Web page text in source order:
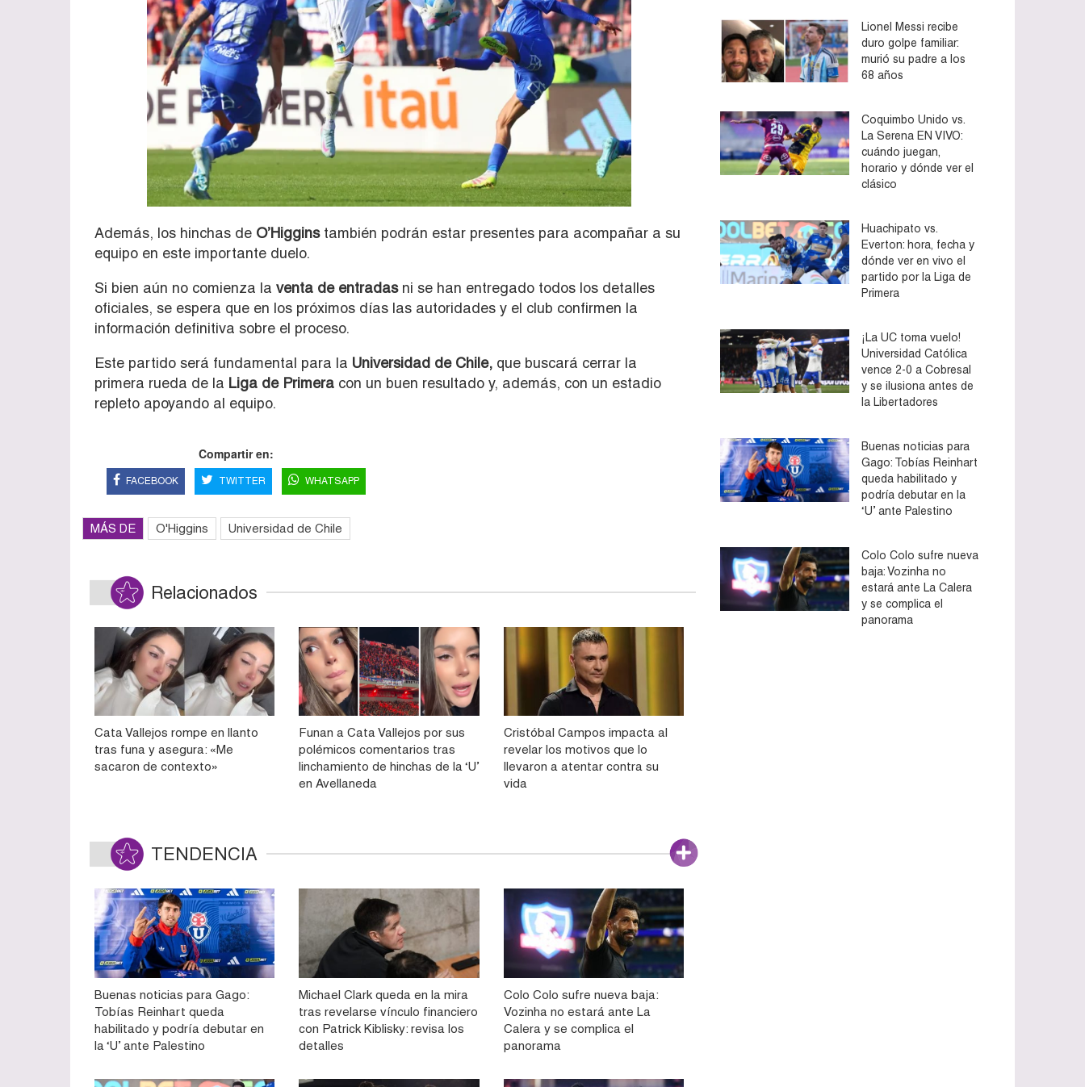
Además, los hinchas de O’Higgins también podrán estar presentes para acompañar a su
equipo en este importante duelo.
Si bien aún no comienza la venta de entradasni se han entregado todos los detalles
oficiales, se espera que en los próximos días las autoridades y el club confirmen la
información definitiva sobre el proceso.
Este partido será fundamental para la Universidad de Chile, que buscará cerrar la
primera rueda de la Liga de Primera con un buen resultado y, además, con un estadio
repleto apoyando al equipo.
Compartir en:
FACEBOOK TWITTER WHATSAPP
MÁS DE O'Higgins Universidad de Chile
Relacionados
Cata Vallejos rompe en llanto
tras funa y asegura: «Me
sacaron de contexto»
Funan a Cata Vallejos por sus
polémicos comentarios tras
linchamiento de hinchas de la ‘U’
en Avellaneda
Cristóbal Campos impacta al
revelar los motivos que lo
llevaron a atentar contra su
vida
TENDENCIA
Buenas noticias para Gago:
Tobías Reinhart queda
habilitado y podría debutar en
la ‘U’ ante Palestino
Michael Clark queda en la mira
tras revelarse vínculo financiero
con Patrick Kiblisky: revisa los
detalles
Colo Colo sufre nueva baja:
Vozinha no estará ante La
Calera y se complica el
panorama
Lionel Messi recibe
duro golpe familiar:
murió su padre a los
68 años
Coquimbo Unido vs.
La Serena EN VIVO:
cuándo juegan,
horario y dónde ver el
clásico
Huachipato vs.
Everton: hora, fecha y
dónde ver en vivo el
partido por la Liga de
Primera
¡La UC toma vuelo!
Universidad Católica
vence 2-0 a Cobresal
y se ilusiona antes de
la Libertadores
Buenas noticias para
Gago: Tobías Reinhart
queda habilitado y
podría debutar en la
‘U’ ante Palestino
Colo Colo sufre nueva
baja: Vozinha no
estará ante La Calera
y se complica el
panorama